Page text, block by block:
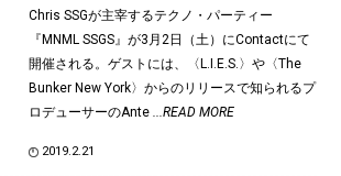
Chris SSGが主宰するテクノ・パーティー
『MNML SSGS』が3月2日（土）にContactにて
開催される。ゲストには、〈L.I.E.S.〉や〈The
Bunker New York〉からのリリースで知られるプ
ロデューサーのAnte
...READ MORE
2019.2.21